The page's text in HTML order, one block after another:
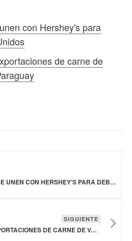
con Hershey's para
de carne de
MARINELA Y BIMBO SE UNEN CON HERSHEY'S PARA DEBUTAR EN ESTADOS UNIDOS
SIGUIENTE
TURQUÍA PERMITE LAS EXPORTACIONES DE CARNE DE VACUNO Y BOVINO DE PARAGUAY